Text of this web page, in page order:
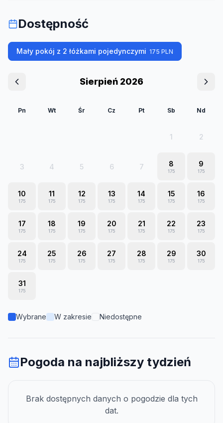
Dostępność
Mały pokój z 2 łóżkami pojedynczymi 175 PLN
Sierpień 2026
Pn Wt Śr Cz Pt Sb Nd
1 2
3 4 5 6 7 8
175
9
175
10
175
11
175
12
175
13
175
14
175
15
175
16
175
17
175
18
175
19
175
20
175
21
175
22
175
23
175
24
175
25
175
26
175
27
175
28
175
29
175
30
175
31
175
Wybrane W zakresie Niedostępne
Pogoda na najbliższy tydzień
Brak dostępnych danych o pogodzie dla tych
dat.